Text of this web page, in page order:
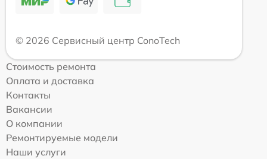
© 2026 Сервисный центр ConoTech
Стоимость ремонта
Оплата и доставка
Контакты
Вакансии
О компании
Ремонтируемые модели
Наши услуги